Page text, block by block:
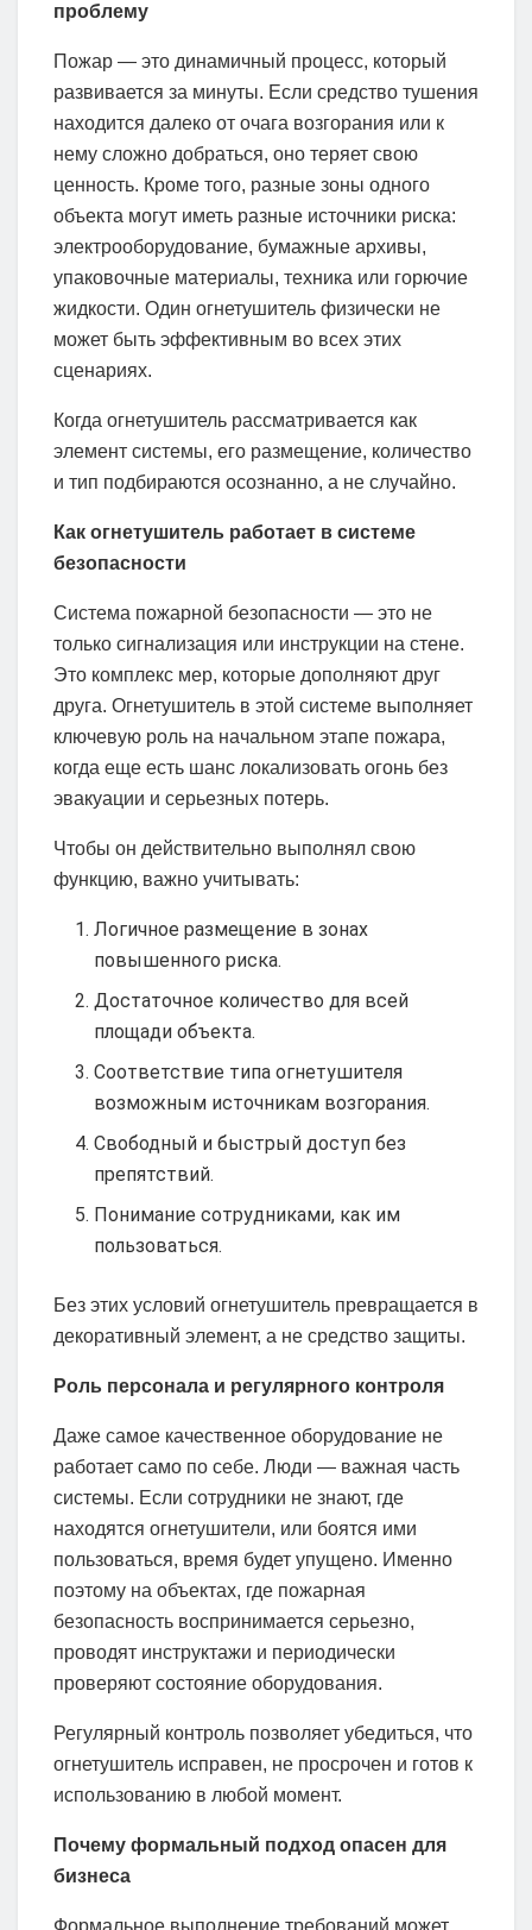
проблему
Пожар — это динамичный процесс, который
развивается за минуты. Если средство тушения
находится далеко от очага возгорания или к
нему сложно добраться, оно теряет свою
ценность. Кроме того, разные зоны одного
объекта могут иметь разные источники риска:
электрооборудование, бумажные архивы,
упаковочные материалы, техника или горючие
жидкости. Один огнетушитель физически не
может быть эффективным во всех этих
сценариях.
Когда огнетушитель рассматривается как
элемент системы, его размещение, количество
и тип подбираются осознанно, а не случайно.
Как огнетушитель работает в системе
безопасности
Система пожарной безопасности — это не
только сигнализация или инструкции на стене.
Это комплекс мер, которые дополняют друг
друга. Огнетушитель в этой системе выполняет
ключевую роль на начальном этапе пожара,
когда еще есть шанс локализовать огонь без
эвакуации и серьезных потерь.
Чтобы он действительно выполнял свою
функцию, важно учитывать:
Логичное размещение в зонах
повышенного риска.
Достаточное количество для всей
площади объекта.
Соответствие типа огнетушителя
возможным источникам возгорания.
Свободный и быстрый доступ без
препятствий.
Понимание сотрудниками, как им
пользоваться.
Без этих условий огнетушитель превращается в
декоративный элемент, а не средство защиты.
Роль персонала и регулярного контроля
Даже самое качественное оборудование не
работает само по себе. Люди — важная часть
системы. Если сотрудники не знают, где
находятся огнетушители, или боятся ими
пользоваться, время будет упущено. Именно
поэтому на объектах, где пожарная
безопасность воспринимается серьезно,
проводят инструктажи и периодически
проверяют состояние оборудования.
Регулярный контроль позволяет убедиться, что
огнетушитель исправен, не просрочен и готов к
использованию в любой момент.
Почему формальный подход опасен для
бизнеса